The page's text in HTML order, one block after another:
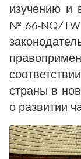
изучению и
№ 66-NQ/
страны в
о развитии